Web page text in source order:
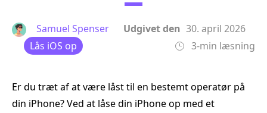
Samuel Spenser Udgivet den 30. april 2026
Lås iOS op
3-min læsning
Er du træt af at være låst til en bestemt operatør på
din iPhone? Ved at låse din iPhone op med et